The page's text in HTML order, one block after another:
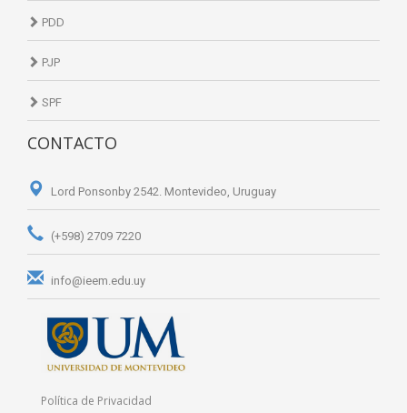
PDD
PJP
SPF
CONTACTO
Lord Ponsonby 2542. Montevideo, Uruguay
(+598) 2709 7220
info@ieem.edu.uy
Política de Privacidad